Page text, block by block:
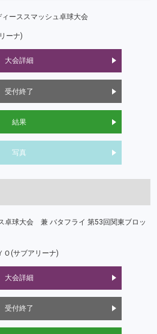
ーススマッシュ卓球大会
ーナ)
大会詳細
受付終了
結果
写真
卓球大会 兼 バタフライ 第53回関東ブロッ
Ｏ(サブアリーナ)
大会詳細
受付終了